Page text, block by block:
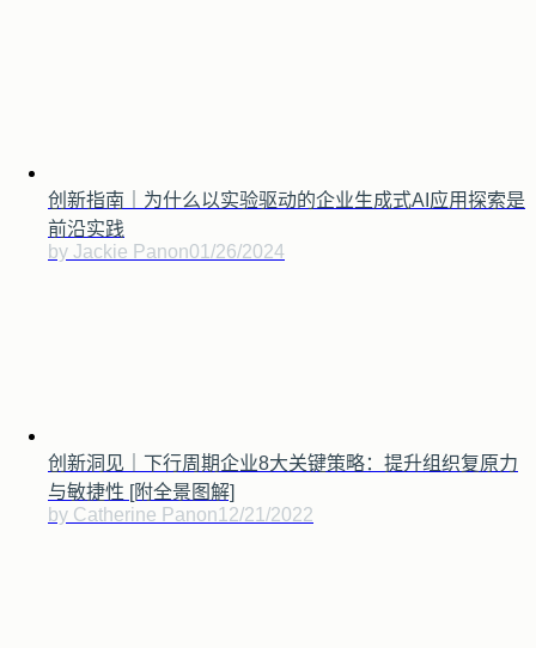
创新指南｜为什么以实验驱动的企业生成式AI应用探索是
前沿实践
by Jackie Panon01/26/2024
创新洞见｜下行周期企业8大关键策略：提升组织复原力
与敏捷性 [附全景图解]
by Catherine Panon12/21/2022